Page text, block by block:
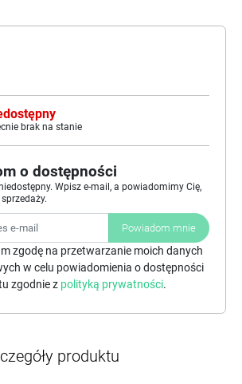
brak na stanie
o dostępności
Wpisz e-mail, a powiadomimy Cię,
Powiadom mnie
zgodę na przetwarzanie moich danych
w celu powiadomienia o dostępności
zgodnie z polityką prywatności.
produktu